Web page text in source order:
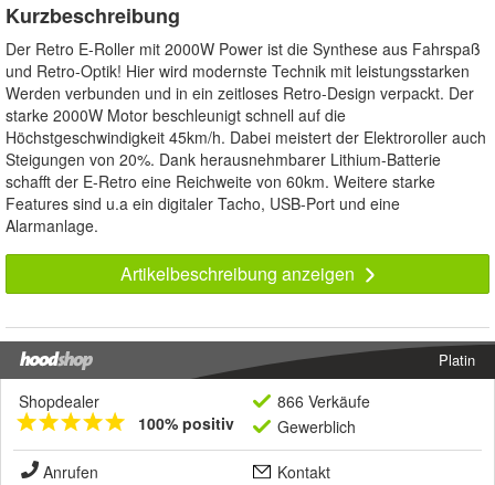
Kurzbeschreibung
Der Retro E-Roller mit 2000W Power ist die Synthese aus Fahrspaß
und Retro-Optik! Hier wird modernste Technik mit leistungsstarken
Werden verbunden und in ein zeitloses Retro-Design verpackt. Der
starke 2000W Motor beschleunigt schnell auf die
Höchstgeschwindigkeit 45km/h. Dabei meistert der Elektroroller auch
Steigungen von 20%. Dank herausnehmbarer Lithium-Batterie
schafft der E-Retro eine Reichweite von 60km. Weitere starke
Features sind u.a ein digitaler Tacho, USB-Port und eine
Alarmanlage.
Artikelbeschreibung anzeigen
Platin
Shopdealer
100% positiv
866 Verkäufe
Gewerblich
Anrufen
Kontakt